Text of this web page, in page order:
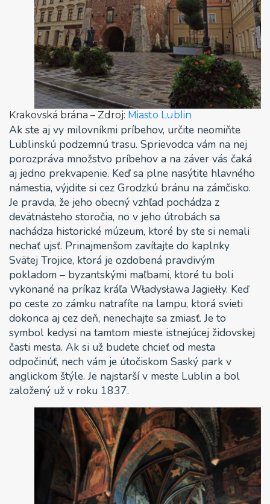
Krakovská brána – Zdroj: Miasto Lublin
Ak ste aj vy milovníkmi príbehov, určite neomiňte
Lublinskú podzemnú trasu. Sprievodca vám na nej
porozpráva množstvo príbehov a na záver vás čaká
aj jedno prekvapenie. Keď sa plne nasýtite hlavného
námestia, výjdite si cez Grodzkú bránu na zámčisko.
Je pravda, že jeho obecný vzhľad pochádza z
devätnásteho storočia, no v jeho útrobách sa
nachádza historické múzeum, ktoré by ste si nemali
nechať ujsť. Prinajmenšom zavítajte do kaplnky
Svätej Trojice, ktorá je ozdobená pravdivým
pokladom – byzantskými maľbami, ktoré tu boli
vykonané na príkaz kráľa Władysława Jagiełły. Keď
po ceste zo zámku natrafíte na lampu, ktorá svieti
dokonca aj cez deň, nenechajte sa zmiasť. Je to
symbol kedysi na tamtom mieste istnejúcej židovskej
časti mesta. Ak si už budete chcieť od mesta
odpočinúť, nech vám je útočiskom Saský park v
anglickom štýle. Je najstarší v meste Lublin a bol
založený už v roku 1837.